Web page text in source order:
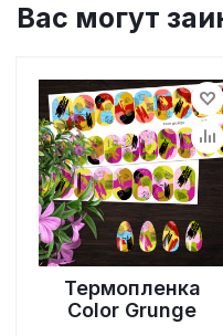
Вас могут
Термопленка
Color Grunge